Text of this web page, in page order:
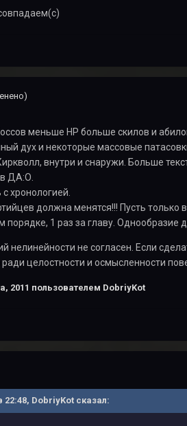
меньше НР больше скилов и
дух и некоторые массовые
внутри и снаружи. Больше
ДА:О.
хронологией.
должна менятся!!! Пусть
порядке, 1 раз за главу. Однообразие
нелинейности не согласен. Если
целостности и осмысленности
2011 пользователем DobriyKot
22:48, DobriyKot сказал: